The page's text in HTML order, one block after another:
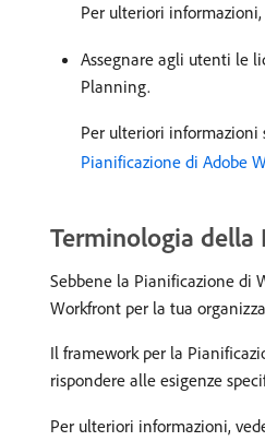
Per ulteriori
Assegnare agli utenti le
Planning.
Per ulteriori informazioni
Pianificazione di Adobe
Terminologia
Sebbene la Pianificazione di
Workfront per la tua
Il framework per la
rispondere alle esigenze
Per ulteriori informazioni,